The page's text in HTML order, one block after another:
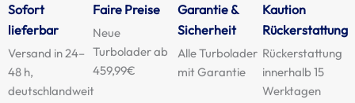
Sofort
lieferbar
Versand in 24–
48 h,
deutschlandweit
Faire Preise
Neue
Turbolader ab
459,99€
Garantie &
Sicherheit
Alle Turbolader
mit Garantie
Kaution
Rückerstattung
Rückerstattung
innerhalb 15
Werktagen